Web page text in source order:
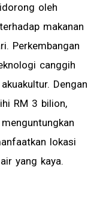
oleh
makanan
Perkembangan
canggih
Dengan
RM 3 bilion,
lokasi
yang kaya.